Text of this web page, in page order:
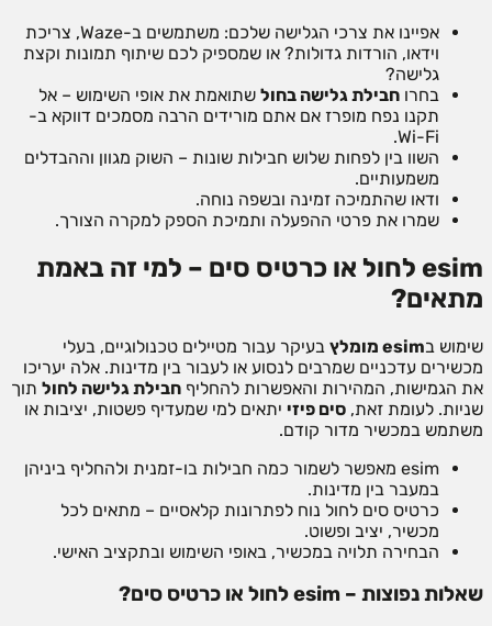
אפיינו את צרכי הגלישה שלכם: משתמשים ב-Waze, צריכת
וידאו, הורדות גדולות? או שמספיק לכם שיתוף תמונות וקצת
גלישה?
בחרו חבילת גלישה בחול שתואמת את אופי השימוש – אל
תקנו נפח מופרז אם אתם מורידים הרבה מסמכים דווקא ב-
Wi-Fi.
השוו בין לפחות שלוש חבילות שונות – השוק מגוון וההבדלים
משמעותיים.
ודאו שהתמיכה זמינה ובשפה נוחה.
שמרו את פרטי ההפעלה ותמיכת הספק למקרה הצורך.
esim לחול או כרטיס סים – למי זה באמת
מתאים?
שימוש בesim מומלץ
בעיקר עבור מטיילים טכנולוגיים, בעלי
מכשירים עדכניים שמרבים לנסוע או לעבור בין מדינות. אלה יעריכו
את הגמישות, המהירות והאפשרות להחליף חבילת גלישה לחול תוך
שניות. לעומת זאת, סים פיזי יתאים למי שמעדיף פשטות, יציבות או
משתמש במכשיר מדור קודם.
esim מאפשר לשמור כמה חבילות בו-זמנית ולהחליף ביניהן
במעבר בין מדינות.
כרטיס סים לחול נוח לפתרונות קלאסיים – מתאים לכל
מכשיר, יציב ופשוט.
הבחירה תלויה במכשיר, באופי השימוש ובתקציב האישי.
שאלות נפוצות – esim לחול או כרטיס סים?